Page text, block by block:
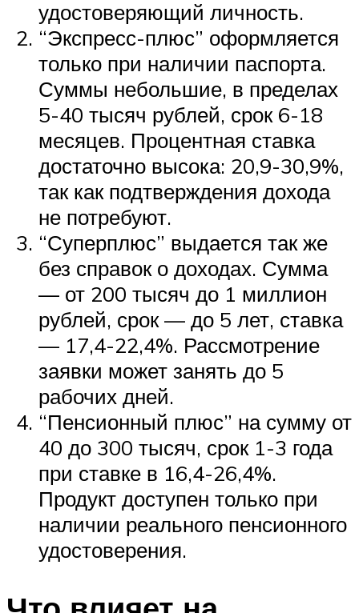
удостоверяющий личность.
“Экспресс-плюс” оформляется
только при наличии паспорта.
Суммы небольшие, в пределах
5-40 тысяч рублей, срок 6-18
месяцев. Процентная ставка
достаточно высока: 20,9-30,9%,
так как подтверждения дохода
не потребуют.
“Суперплюс” выдается так же
без справок о доходах. Сумма
— от 200 тысяч до 1 миллион
рублей, срок — до 5 лет, ставка
— 17,4-22,4%. Рассмотрение
заявки может занять до 5
рабочих дней.
“Пенсионный плюс” на сумму от
40 до 300 тысяч, срок 1-3 года
при ставке в 16,4-26,4%.
Продукт доступен только при
наличии реального пенсионного
удостоверения.